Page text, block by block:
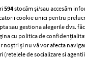
594stocăm și/sau accesăm
cookie unici pentru
sau gestiona alegerile dvs.
cu politica de
și nu vă vor afecta
(retelele de socializare si